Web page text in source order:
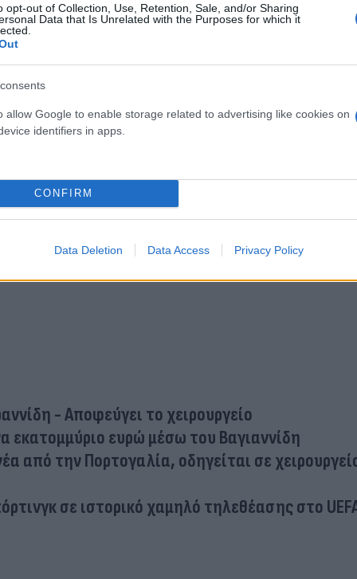
opt-out of Collection, Use, Retention, Sale, and/or Sharing
Data that Is Unrelated with the Purposes for which it
allow Google to enable storage related to advertising like cookies on
identifiers in apps.
CONFIRM
Data Deletion Data Access Privacy Policy
σιγά σιγά να επανέρχεται δίχως να γνωρίζουμε
Πορτογάλους, οι οποίοι έδωσαν την
Flash.grστην αναζήτηση τηςGoogle
- Αποφεύγει το χειρουργείο
εκατομμύριο ευρώ μέσω του Βαγιαννίδη
από την Πορτογαλία, οδηγείται σε
σε ιστορικό χαμηλό τηλεθέασης στο